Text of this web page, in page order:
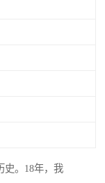
史。18年，我